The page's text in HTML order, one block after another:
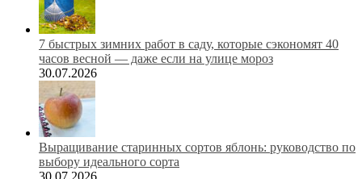
7 быстрых зимних работ в саду, которые сэкономят 40
часов весной — даже если на улице мороз
30.07.2026
Выращивание старинных сортов яблонь: руководство по
выбору идеального сорта